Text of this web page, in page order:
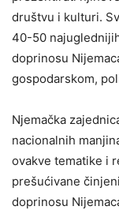
društvu i kulturi.
40-50
doprinosu
gospodarskom,
Njemačka
nacionalnih
ovakve tematike i
prešućivane
doprinosu